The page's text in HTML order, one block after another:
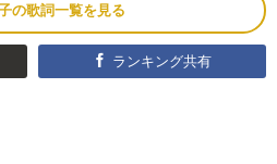
の歌詞一覧を見る
ランキング共有